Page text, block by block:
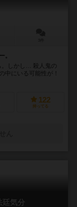
。
。しかし… 殺人鬼の
中にいる可能性が！
122
持ってる
廷気分